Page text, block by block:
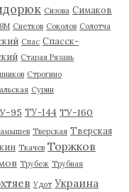
Сизова Симаков
Снетков Соколов Солотча
Спас Спасск-
Старая Рязань
Строгино
Сурин
95 ТУ-144 ТУ-160
Тверская Тверская
Ткачев Торжков
Трубеж Трубная
Удот Украина